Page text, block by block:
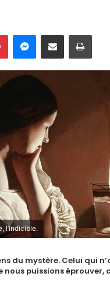
PinterestMessenger
Partager par email
l’indicible.
du mystère. Celui qui
puissions éprouver,